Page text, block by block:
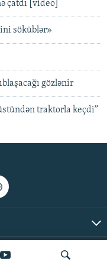
çatdı [video]
söküblər»
gözlənir
traktorla keçdi”
| Bütün hüquqlar qorunur